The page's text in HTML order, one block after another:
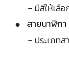
- มีสีให้เลือ
สายนาฬิกา
- ประเภทส